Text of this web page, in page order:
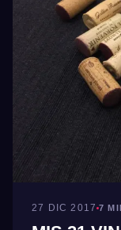
27 DIC 2017 7